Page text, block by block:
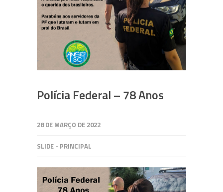
Polícia Federal – 78 Anos
28 DE MARÇO DE 2022
SLIDE - PRINCIPAL